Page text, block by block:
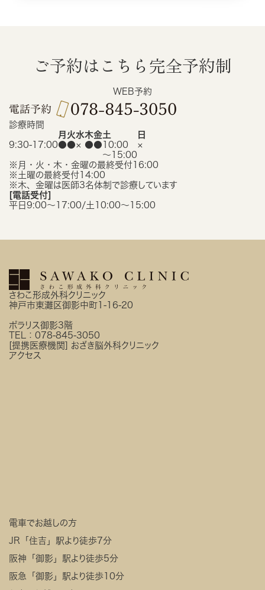
ご予約はこちら 完全予約制
WEB予約
診療時間
月 火水木金土
日
9:30-17:00●●× ●● 10:00
〜15:00
×
※月・火・木・金曜の最終受付16:00
※土曜の最終受付14:00
※木、金曜は医師3名体制で診療しています
[電話受付]
平日9:00〜17:00/土10:00〜15:00
さわこ形成外科クリニック
神戸市東灘区御影中町1-16-20
ポラリス御影3階
TEL： 078-845-3050
[提携医療機関] おざき脳外科クリニック
アクセス
電車でお越しの方
JR「住吉」駅より徒歩7分
阪神「御影」駅より徒歩5分
阪急「御影」駅より徒歩10分